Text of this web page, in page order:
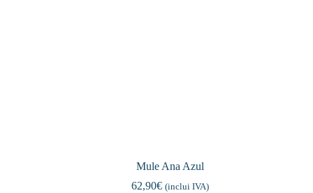
Mule Ana Azul
62,90€ (inclui IVA)